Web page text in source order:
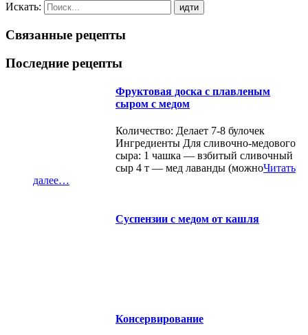
Искать:
Связанные рецепты
Последние рецепты
Фруктовая доска с плавленым
сыром с медом
Количество: Делает 7-8 булочек
Ингредиенты Для сливочно-медового
сыра: 1 чашка — взбитый сливочный
сыр 4 т — мед лаванды (можноЧитать
далее…
Суспензии с медом от кашля
Консервирование